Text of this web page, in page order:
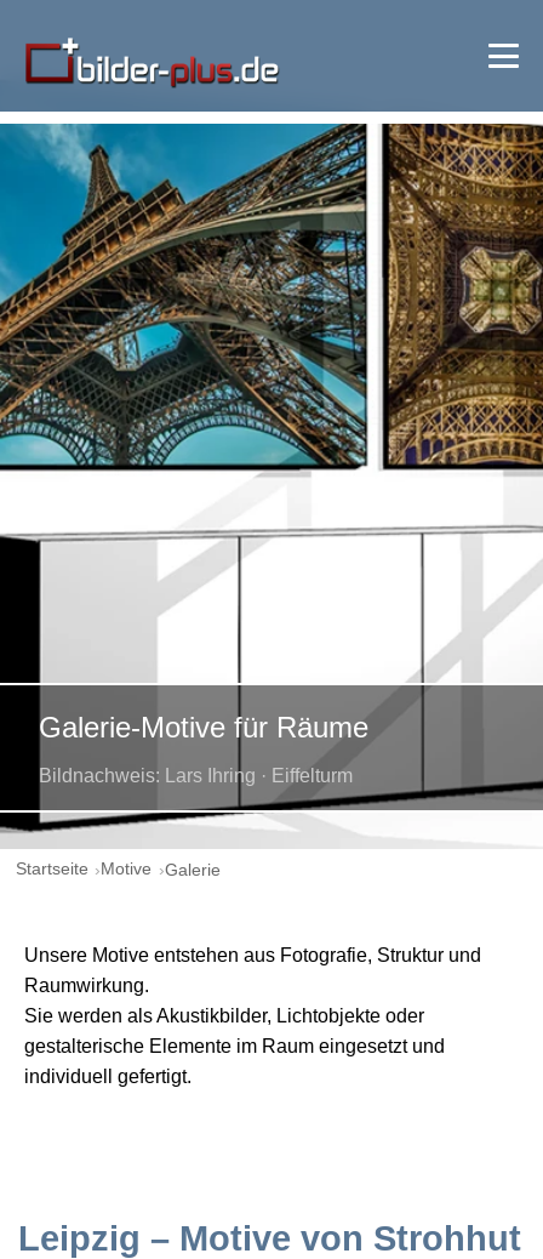
Galerie-Motive für Räume
Bildnachweis: Lars Ihring · Eiffelturm
Startseite Motive Galerie
Unsere Motive entstehen aus Fotografie, Struktur und
Raumwirkung.
Sie werden als Akustikbilder, Lichtobjekte oder
gestalterische Elemente im Raum eingesetzt und
individuell gefertigt.
Leipzig – Motive von Strohhut